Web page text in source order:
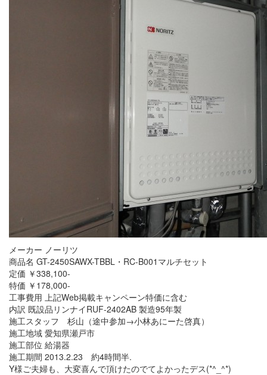
メーカー ノーリツ
商品名 GT-2450SAWX-TBBL・RC-B001マルチセット
定価 ￥338,100-
特価 ￥178,000-
工事費用 上記Web掲載キャンペーン特価に含む
内訳 既設品リンナイRUF-2402AB 製造95年製
施工スタッフ 杉山（途中参加→小林あにーた啓真）
施工地域 愛知県瀬戸市
施工部位 給湯器
施工期間 2013.2.23 約4時間半.
Y様ご夫婦も、大変喜んで頂けたのでてよかったデス(*^_^*)